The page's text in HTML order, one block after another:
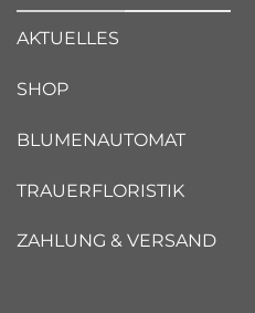
AKTUELLES
SHOP
BLUMENAUTOMAT
TRAUERFLORISTIK
ZAHLUNG & VERSAND